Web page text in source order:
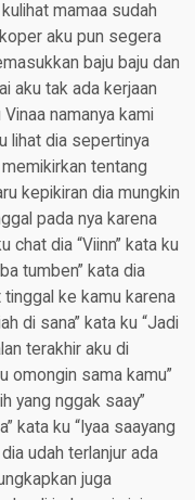
mamaa sudah
aku pun segera
baju baju dan
aku tak ada kerjaan
namanya kami
lihat dia sepertinya
tentang
kepikiran dia mungkin
pada nya karena
chat dia “Viinn” kata ku
tumben” kata dia
tinggal ke kamu karena
di sana” kata ku “Jadi
terakhir aku di
omongin sama kamu”
yang nggak saay”
kata ku “Iyaa saayang
udah terlanjur ada
juga